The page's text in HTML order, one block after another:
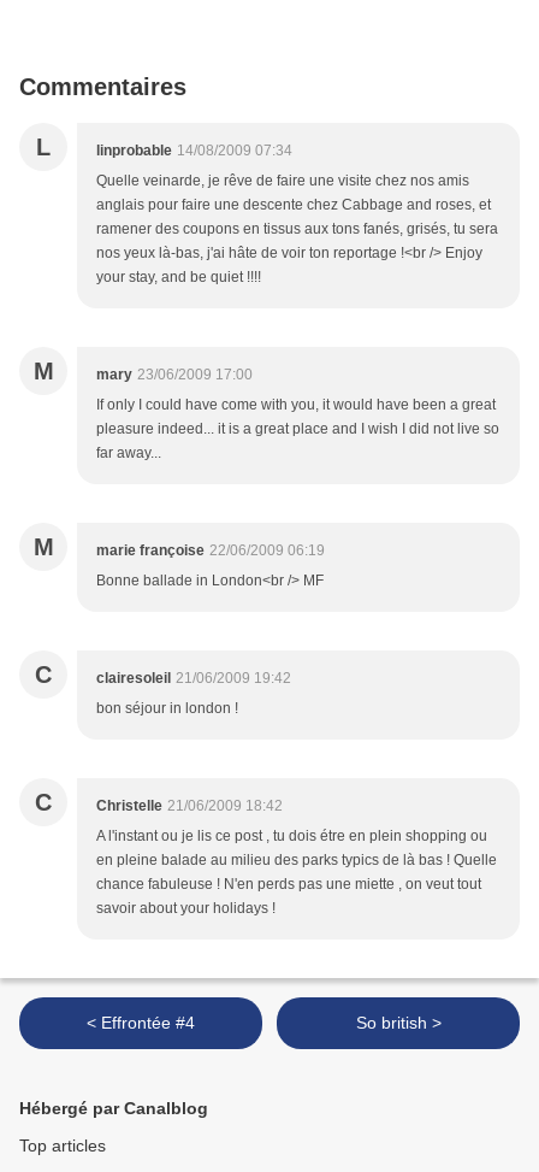
Commentaires
L linprobable 14/08/2009 07:34
Quelle veinarde, je rêve de faire une visite chez nos amis
anglais pour faire une descente chez Cabbage and roses, et
ramener des coupons en tissus aux tons fanés, grisés, tu sera
nos yeux là-bas, j'ai hâte de voir ton reportage !<br /> Enjoy
your stay, and be quiet !!!!
M mary 23/06/2009 17:00
If only I could have come with you, it would have been a great
pleasure indeed... it is a great place and I wish I did not live so
far away...
M marie françoise 22/06/2009 06:19
Bonne ballade in London<br /> MF
C clairesoleil 21/06/2009 19:42
bon séjour in london !
C Christelle 21/06/2009 18:42
A l'instant ou je lis ce post , tu dois étre en plein shopping ou
en pleine balade au milieu des parks typics de là bas ! Quelle
chance fabuleuse ! N'en perds pas une miette , on veut tout
savoir about your holidays !
< Effrontée #4 So british >
Hébergé par Canalblog
Top articles